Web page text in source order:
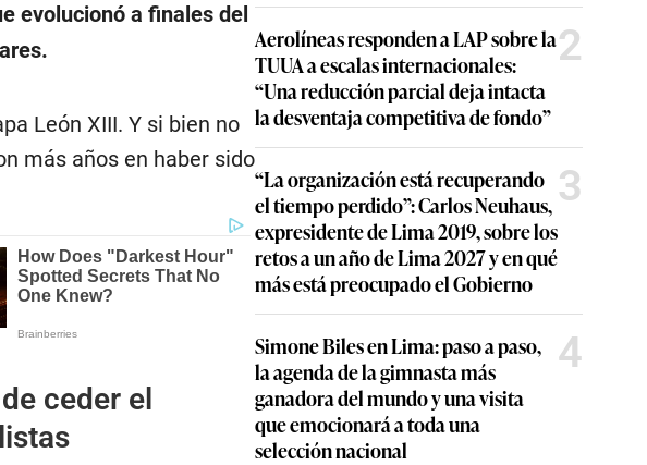
evolucionó a finales del
León XIII. Y si bien no
más años en haber sido
ceder el
Aerolíneas responden a LAP sobre la
TUUA a escalas internacionales:
“Una reducción parcial deja intacta
la desventaja competitiva de fondo”
2
“La organización está recuperando
el tiempo perdido”: Carlos Neuhaus,
expresidente de Lima 2019, sobre los
retos a un año de Lima 2027 y en qué
más está preocupado el Gobierno
3
Simone Biles en Lima: paso a paso,
la agenda de la gimnasta más
ganadora del mundo y una visita
que emocionará a toda una
selección nacional
4